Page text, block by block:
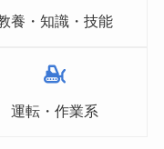
養・知識・技能
運転・作業系